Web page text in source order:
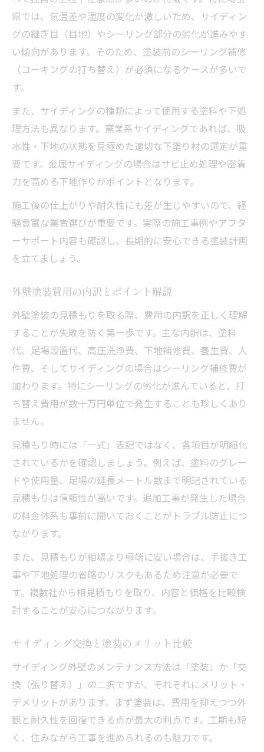
県では、気温差や湿度の変化が激しいため、サイディン
グの継ぎ目（目地）やシーリング部分の劣化が進みやす
い傾向があります。そのため、塗装前のシーリング補修
（コーキングの打ち替え）が必須になるケースが多いで
す。
また、サイディングの種類によって使用する塗料や下処
理方法も異なります。窯業系サイディングであれば、吸
水性・下地の状態を見極めた適切な下塗り材の選定が重
要です。金属サイディングの場合はサビ止め処理や密着
力を高める下地作りがポイントとなります。
施工後の仕上がりや耐久性にも差が生じやすいので、経
験豊富な業者選びが重要です。実際の施工事例やアフタ
ーサポート内容も確認し、長期的に安心できる塗装計画
を立てましょう。
外壁塗装費用の内訳とポイント解説
外壁塗装の見積もりを取る際、費用の内訳を正しく理解
することが失敗を防ぐ第一歩です。主な内訳は、塗料
代、足場設置代、高圧洗浄費、下地補修費、養生費、人
件費、そしてサイディングの場合はシーリング補修費が
加わります。特にシーリングの劣化が進んでいると、打
ち替え費用が数十万円単位で発生することも珍しくあり
ません。
見積もり時には「一式」表記ではなく、各項目が明細化
されているかを確認しましょう。例えば、塗料のグレー
ドや使用量、足場の延長メートル数まで明記されている
見積もりは信頼性が高いです。追加工事が発生した場合
の料金体系も事前に聞いておくことがトラブル防止につ
ながります。
また、見積もりが相場より極端に安い場合は、手抜き工
事や下地処理の省略のリスクもあるため注意が必要で
す。複数社から相見積もりを取り、内容と価格を比較検
討することが安心につながります。
サイディング交換と塗装のメリット比較
サイディング外壁のメンテナンス方法は「塗装」か「交
換（張り替え）」の二択ですが、それぞれにメリット・
デメリットがあります。まず塗装は、費用を抑えつつ外
観と耐久性を回復できる点が最大の利点です。工期も短
く、住みながら工事を進められるのも魅力です。